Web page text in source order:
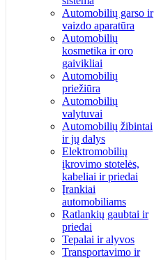
Automobilių garso ir
vaizdo aparatūra
Automobilių
kosmetika ir oro
gaivikliai
Automobilių
priežiūra
Automobilių
valytuvai
Automobilių žibintai
ir jų dalys
Elektromobilių
įkrovimo stotelės,
kabeliai ir priedai
Įrankiai
automobiliams
Ratlankių gaubtai ir
priedai
Tepalai ir alyvos
Transportavimo ir